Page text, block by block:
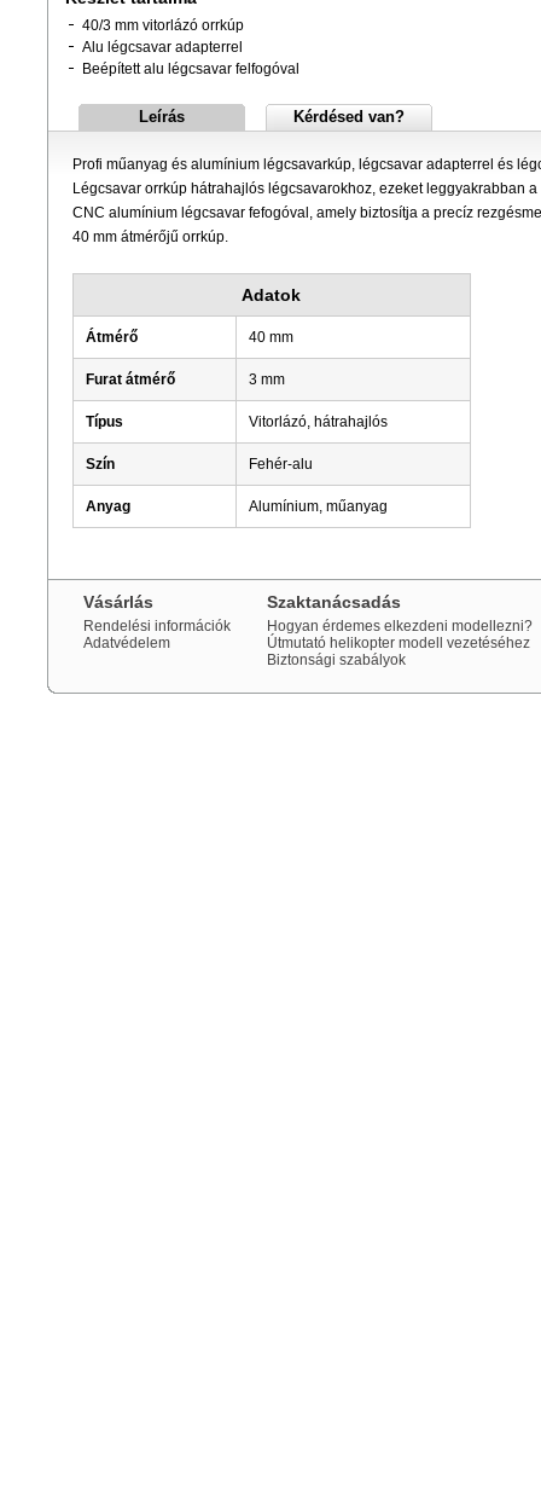
40/3 mm vitorlázó orrkúp
Alu légcsavar adapterrel
Beépített alu légcsavar felfogóval
Leírás Kérdésed van?
Profi műanyag és alumínium légcsavarkúp, légcsavar adapterrel és
Légcsavar orrkúp hátrahajlós légcsavarokhoz, ezeket leggyakrabban
CNC alumínium légcsavar fefogóval, amely biztosítja a precíz
40 mm átmérőjű orrkúp.
Adatok
Átmérő 40 mm
Furat átmérő 3 mm
Típus Vitorlázó, hátrahajlós
Szín Fehér-alu
Anyag Alumínium, műanyag
Vásárlás
Rendelési információk
Adatvédelem
Szaktanácsadás
Hogyan érdemes elkezdeni modellezni?
Útmutató helikopter modell vezetéséhez
Biztonsági szabályok